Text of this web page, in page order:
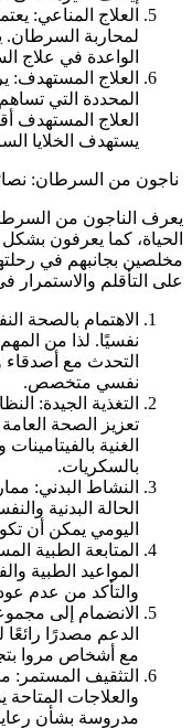
العلاج المناعي:
لمحاربة السرطان.
الواعدة في علاج
العلاج المستهدف:
المحددة التي
العلاج المستهدف
يستهدف الخلايا
ناجون من السرطان:
يعرف الناجون من
الحياة، كما يعرفون
مخلصين بجانبهم في
على التأقلم
الاهتمام
نفسيًا. لذا من
التحدث مع
نفسي متخصص.
التغذية الجيدة:
تعزيز الصحة
الغنية
بالسكريات.
النشاط البدني:
الحالة البدنية
اليومي يمكن أن
المتابعة الطبية
المواعيد الطبية
والتأكد من عدم
الانضمام إلى
الدعم مصدرًا
مع أشخاص مروا
التثقيف
والعلاجات
مدروسة بشأن